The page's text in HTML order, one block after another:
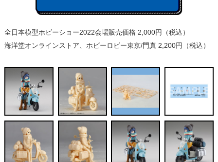
全日本模型ホビーショー2022会場販売価格 2,000円（税込）
海洋堂オンラインストア、ホビーロビー東京/門真 2,200円（税込）